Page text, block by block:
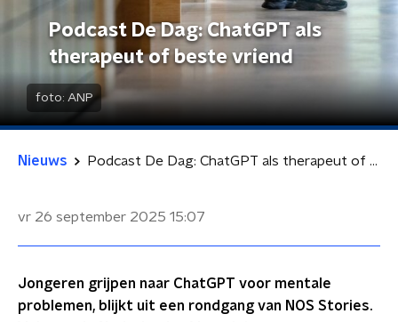
Podcast De Dag: ChatGPT als
therapeut of beste vriend
foto: ANP
Nieuws Podcast De Dag: ChatGPT als therapeut of beste vriend
vr 26 september 2025 15:07
Jongeren grijpen naar ChatGPT voor mentale
problemen, blijkt uit een rondgang van NOS Stories.